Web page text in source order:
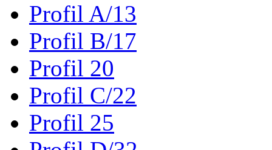
Profil A/13
Profil B/17
Profil 20
Profil C/22
Profil 25